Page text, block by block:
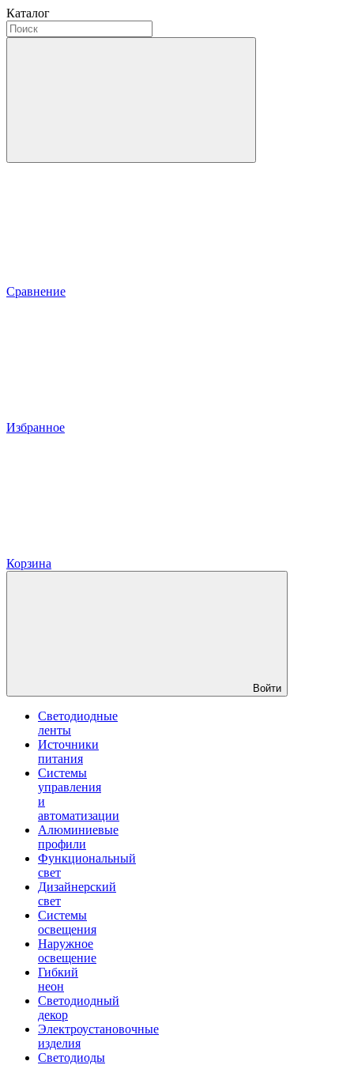
Каталог
Сравнение
Избранное
Корзина
Войти
Светодиодные
ленты
Источники
питания
Системы
управления
и
автоматизации
Алюминиевые
профили
Функциональный
свет
Дизайнерский
свет
Системы
освещения
Наружное
освещение
Гибкий
неон
Светодиодный
декор
Электроустановочные
изделия
Светодиоды